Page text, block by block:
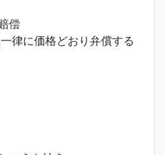
偿
律に価格どおり弁償する